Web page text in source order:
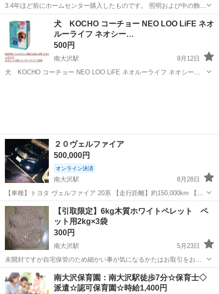
3.4年ほど前にホームセンター購入したものです。 照明および中の飾り
などは希望であれば洗ってお渡しできるようにしておきます。 【購入
時価格】7000円ぐらい 【サイズ】縦：50cm、横：80cm、奥行き：
30cm （大体です...
東京 八王子市 南大沢駅 その他 水槽
犬 KOCHO コーチョー NEO LOO LiFE ネオ
ルーライフ ネオシー…
500円
南大沢駅
9月12日
犬 KOCHO コーチョー NEO LOO LiFE ネオルーライフ ネオシーツ
２０ヴェルファイア
500,000円
オンライン決済
南大沢駅
8月28日
【車種】トヨタ ヴェルファイア 20系 【走行距離】約150,000km 【外
装】小傷やスレあり（年式・使用感相応） 【内装】LEDは現在取り外
しております 【車検有効期限】令和7年9月末まで 今回、9月末で車検
が切れてし...
東京 八王子市 南大沢駅 その他 20系
【引取限定】6kg木質ホワイトペレット ペ
ット用2kg×3袋
300円
南大沢駅
5月23日
未開封ですが自宅保管のため細かい事が気になるかたはお取引をお控
えください。 以下購入した商品ページのURLになります。 長押し+コ
ピー&ペーストで検索フォームより詳しい商品情報が見られます。
https://store....
東京 八王子市 南大沢駅 その他 商品
南大沢保育園：南大沢駅徒歩7分☆保育士◇
派遣☆認可保育園☆時給1,400円